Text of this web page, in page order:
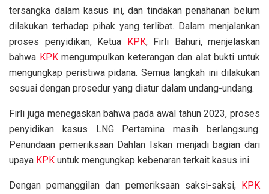
tersangka dalam kasus ini, dan tindakan penahanan belum
dilakukan terhadap pihak yang terlibat. Dalam menjalankan
proses penyidikan, Ketua KPK, Firli Bahuri, menjelaskan
bahwa KPKmengumpulkan keterangan dan alat bukti untuk
mengungkap peristiwa pidana. Semua langkah ini dilakukan
sesuai dengan prosedur yang diatur dalam undang-undang.
Firli juga menegaskan bahwa pada awal tahun 2023, proses
penyidikan kasus LNG Pertamina masih berlangsung.
Penundaan pemeriksaan Dahlan Iskan menjadi bagian dari
upaya KPK untuk mengungkap kebenaran terkait kasus ini.
Dengan pemanggilan dan pemeriksaan saksi-saksi, KPK